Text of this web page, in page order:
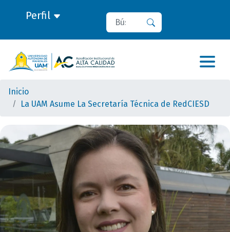
Perfil Buscar
Inicio
La UAM Asume La Secretaría Técnica de RedCIESD